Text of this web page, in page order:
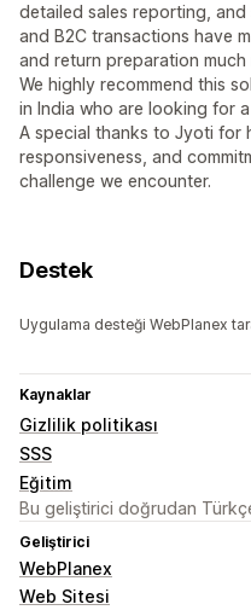
detailed sales reporting,
and B2C transactions have
and return preparation
We highly recommend this
in India who are looking for
A special thanks to Jyoti for
responsiveness, and
challenge we encounter.
Destek
Uygulama desteği WebPlanex
Kaynaklar
Gizlilik politikası
SSS
Eğitim
Bu geliştirici doğrudan
Geliştirici
WebPlanex
Web Sitesi